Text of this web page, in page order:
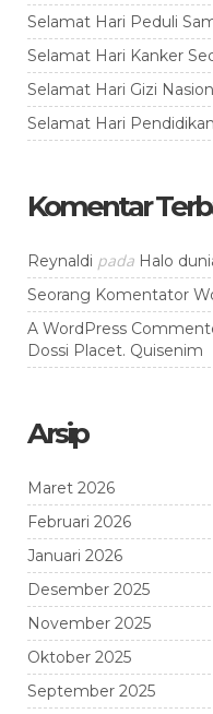
Selamat Hari Peduli
Selamat Hari Kanker
Selamat Hari Gizi
Selamat Hari
Komentar
Reynaldi pada Halo
Seorang Komentator
A WordPress
Dossi Placet. Quisenim
Arsip
Maret 2026
Februari 2026
Januari 2026
Desember 2025
November 2025
Oktober 2025
September 2025